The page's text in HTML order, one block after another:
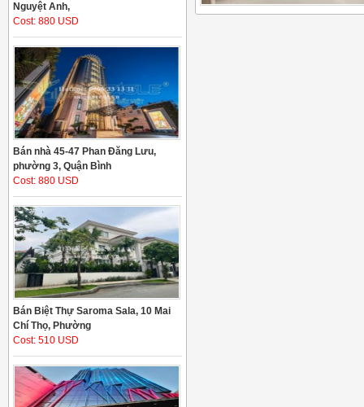
Nguyệt Anh,
Cost: 880 USD
Bán nhà 45-47 Phan Đăng Lưu,
phường 3, Quận Bình
Cost: 880 USD
Bán Biệt Thự Saroma Sala, 10 Mai
Chí Thọ, Phường
Cost: 510 USD